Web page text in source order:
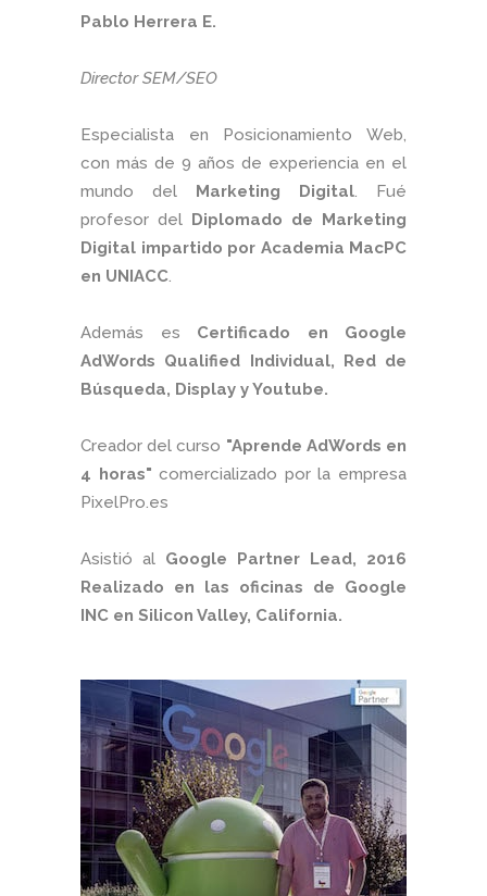
Pablo Herrera E.
Director SEM/SEO
Especialista en Posicionamiento Web,
con más de 9 años de experiencia en el
mundo del Marketing Digital. Fué
profesor del Diplomado de Marketing
Digital impartido por Academia MacPC
en UNIACC.
Además es Certificado en Google
AdWords Qualified Individual, Red de
Búsqueda, Display y Youtube.
Creador del curso "Aprende AdWords en
4 horas" comercializado por la empresa
PixelPro.es
Asistió al Google Partner Lead, 2016
Realizado en las oficinas de Google
INC en Silicon Valley, California.